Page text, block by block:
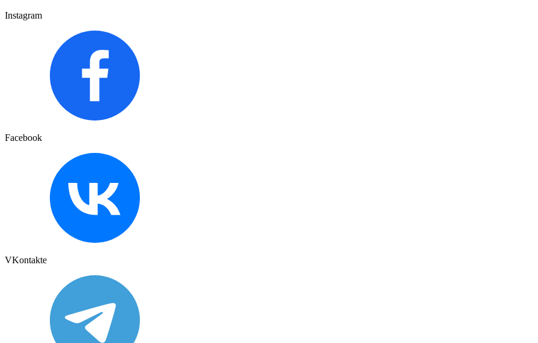
Instagram
Facebook
VKontakte